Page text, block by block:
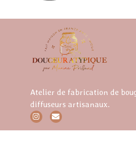
Atelier de fabrication de
diffuseurs artisanaux.